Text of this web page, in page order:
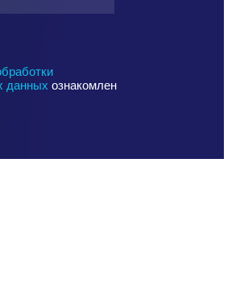
данных ознакомлен